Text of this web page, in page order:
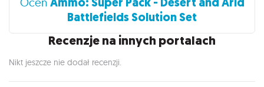
Battlefields Solution Set
Recenzje na innych portalach
Nikt jeszcze nie dodał recenzji.